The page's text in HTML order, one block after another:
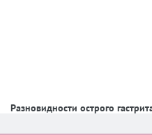
Разновидности острого